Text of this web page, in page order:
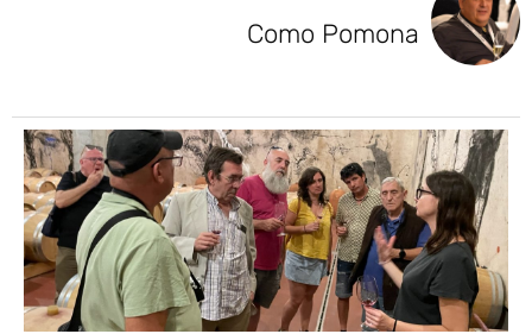
Como Pomona